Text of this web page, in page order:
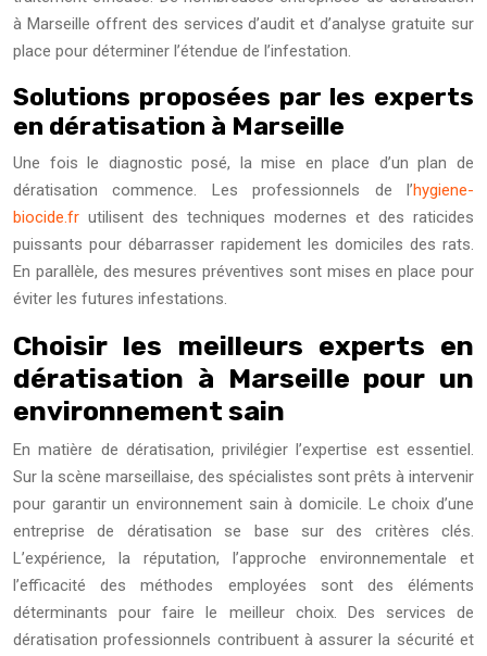
à Marseille offrent des services d’audit et d’analyse gratuite sur
place pour déterminer l’étendue de l’infestation.
Solutions proposées par les experts
en dératisation à Marseille
Une fois le diagnostic posé, la mise en place d’un plan de
dératisation commence. Les professionnels de l’hygiene-
biocide.fr utilisent des techniques modernes et des raticides
puissants pour débarrasser rapidement les domiciles des rats.
En parallèle, des mesures préventives sont mises en place pour
éviter les futures infestations.
Choisir les meilleurs experts en
dératisation à Marseille pour un
environnement sain
En matière de dératisation, privilégier l’expertise est essentiel.
Sur la scène marseillaise, des spécialistes sont prêts à intervenir
pour garantir un environnement sain à domicile. Le choix d’une
entreprise de dératisation se base sur des critères clés.
L’expérience, la réputation, l’approche environnementale et
l’efficacité des méthodes employées sont des éléments
déterminants pour faire le meilleur choix. Des services de
dératisation professionnels contribuent à assurer la sécurité et